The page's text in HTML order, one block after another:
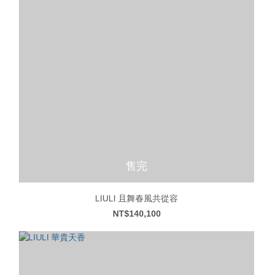
售完
LIULI 且舞春風共從容
NT$140,100